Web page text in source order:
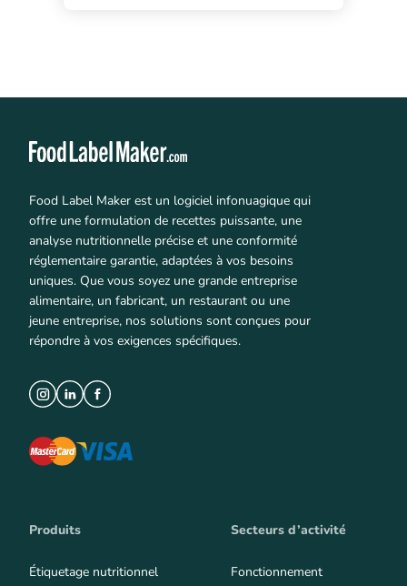
Food Label Maker est un logiciel infonuagique qui
offre une formulation de recettes puissante, une
analyse nutritionnelle précise et une conformité
réglementaire garantie, adaptées à vos besoins
uniques. Que vous soyez une grande entreprise
alimentaire, un fabricant, un restaurant ou une
jeune entreprise, nos solutions sont conçues pour
répondre à vos exigences spécifiques.
Produits
Étiquetage nutritionnel
Secteurs d’activité
Fonctionnement